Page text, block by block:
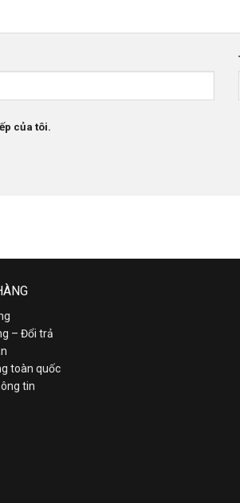
của tôi.
– Đổi trả
toàn quốc
tin